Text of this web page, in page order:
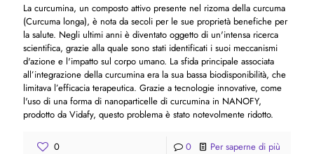
La curcumina, un composto attivo presente nel rizoma della curcuma
(Curcuma longa), è nota da secoli per le sue proprietà benefiche per
la salute. Negli ultimi anni è diventato oggetto di un'intensa ricerca
scientifica, grazie alla quale sono stati identificati i suoi meccanismi
d'azione e l'impatto sul corpo umano. La sfida principale associata
all’integrazione della curcumina era la sua bassa biodisponibilità, che
limitava l’efficacia terapeutica. Grazie a tecnologie innovative, come
l'uso di una forma di nanoparticelle di curcumina in NANOFY,
prodotto da Vidafy, questo problema è stato notevolmente ridotto.
0 0 Per saperne di più